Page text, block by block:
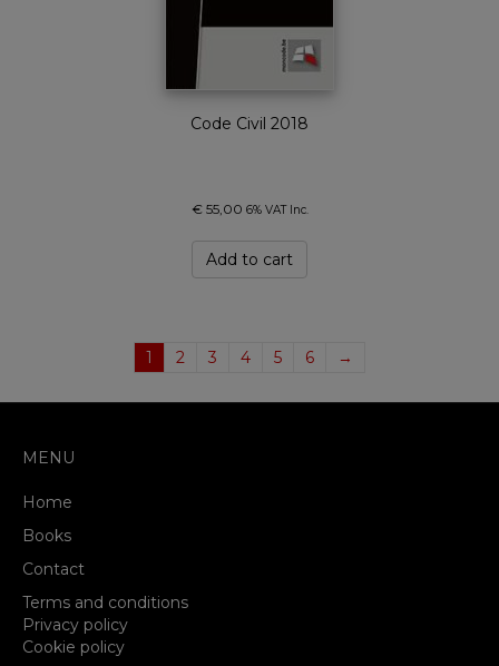
Code Civil 2018
€55,00 6% VAT Inc.
Add to cart
1 2 3 4 5 6 →
MENU
Home
Books
Contact
Terms and conditions
Privacy policy
Cookie policy